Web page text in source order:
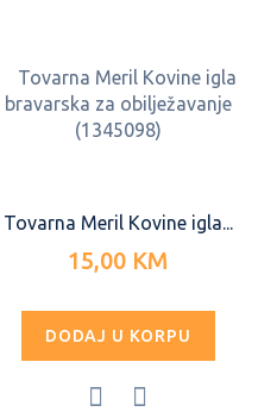
Tovarna Meril Kovine igla...
15,00 KM
DODAJ U KORPU